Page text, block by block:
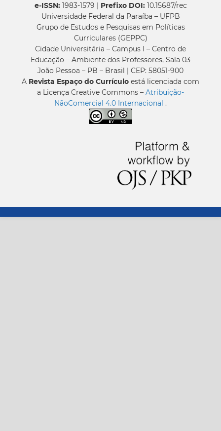
e-ISSN:1983-1579 | Prefixo DOI:10.15687/rec
Universidade Federal da Paraíba – UFPB
Grupo de Estudos e Pesquisas em Políticas
Curriculares (GEPPC)
Cidade Universitária – Campus I – Centro de
Educação – Ambiente dos Professores, Sala 03
João Pessoa – PB – Brasil | CEP: 58051-900
A Revista Espaço do Currículo está licenciada com
a Licença Creative Commons – Atribuição-
NãoComercial 4.0 Internacional .